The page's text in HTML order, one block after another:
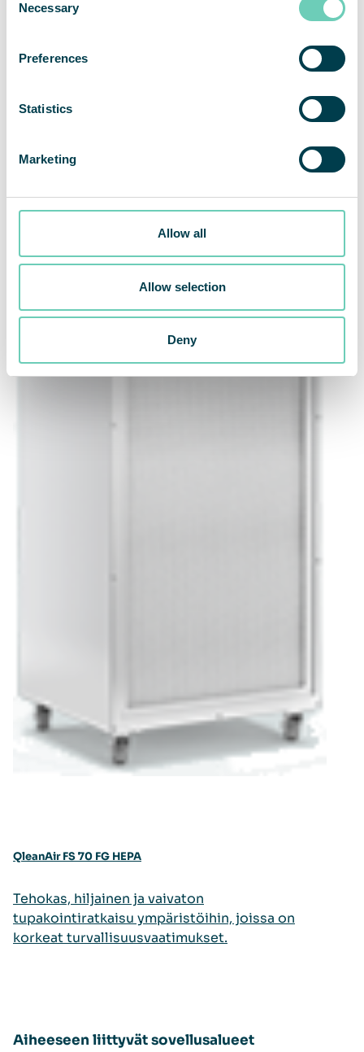
Selection
Necessary
Preferences
Statistics
Marketing
Allow all
Allow selection
Deny
QleanAir FS 70 FG Standard
Kehitetty erityisesti elintarvike- ja
QleanAir FS 70 FG HEPA
Tehokas, hiljainen ja vaivaton
tupakointiratkaisu ympäristöihin, joissa on
korkeat turvallisuusvaatimukset.
Aiheeseen liittyvät sovellusalueet